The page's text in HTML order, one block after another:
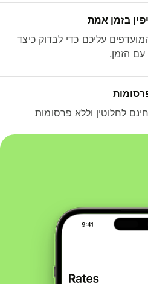
בזמן אמת
עליכם כדי לבדוק כיצד
הזמן.
לחלוטין וללא פרסומות